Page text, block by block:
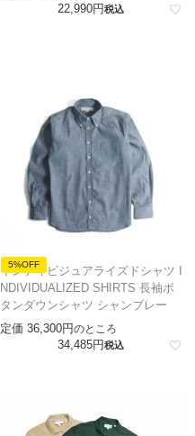
22,990 税込
5%OFF
インディビジュアライズドシャツ I
NDIVIDUALIZED SHIRTS 長袖ボ
タンダウンシャツ シャンブレー
定価 36,300 のところ
34,485 税込